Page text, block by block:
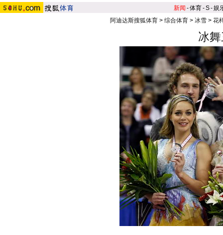
新闻 -体育-S-娱
阿迪达斯搜狐体育> 综合体育> 冰雪> 花
冰